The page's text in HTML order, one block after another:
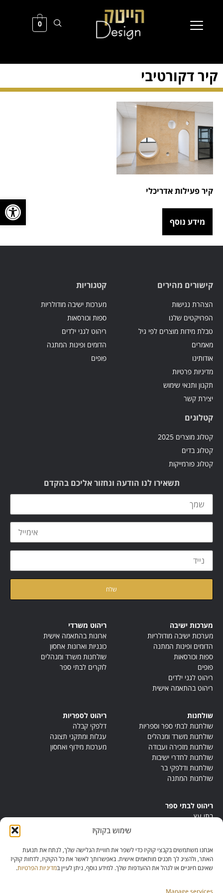
פתח
שימוש בקוקיז
אנחנו משתמשים בקבצי קוקיז כדי לשפר את חוויית הגלישה שלך, לנתח את תנועת
האתר, ולהציג לך תכנים מותאמים אישית. באפשרותך לאשר את כל הקוקיז, לדחות קוקיז
שאינם חיוניים או לנהל את ההעדפות שלך. למידע נוסף, ניתן לעיין במדיניות הפרטיות.
Manage services
0
קיר דקורטיבי
קיר פעילות אדריכלי
מידע נוסף
קישורים מהירים
הצהרת נגישות
הפרויקטים שלנו
טבלת מידות מוצרים לפי גיל
מאמרים
אודותינו
מדיניות פרטיות
תקנון ותנאי שימוש
יצירת קשר
קטגוריות
מערכות ישיבה מודולריות
ספות וכורסאות
ריהוט לגני ילדים
הדומים ופינות המתנה
פופים
קטלוגים
קטלוג מוצרים 2025
קטלוג בדים
קטלוג פורמייקות
תשאירו לנו הודעה ונחזור אליכם בהקדם
מערכות ישיבה
מערכות ישיבה מודולריות
הדומים ופינות המתנה
ספות וכורסאות
פופים
ריהוט לגני ילדים
ריהוט בהתאמה אישית
ריהוט משרדי
ארונות בהתאמה אישית
כונניות וארונות אחסון
שולחנות משרד ומנהלים
לוקרים לבתי ספר
שולחנות
שולחנות לבתי ספר וספריות
שולחנות משרד ומנהלים
שולחנות מזכירה ועבודה
שולחנות לחדרי ישיבות
שולחנות ודלפקי בר
שולחנות המתנה
ריהוט לספריות
דלפקי קבלה
עגלות ומתקני תצוגה
מערכות מידוף ואחסון
ריהוט לבתי ספר
בתי עץ
ריהוט מונטסורי
ריהוט אנתרופוסופי